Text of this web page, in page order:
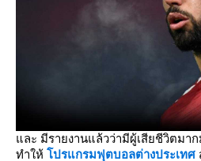
และ มีรายงานแล้วว่ามีผู้เสียชีวิตมา
ทำให้ โปรแกรมฟุตบอลต่างประเทศ